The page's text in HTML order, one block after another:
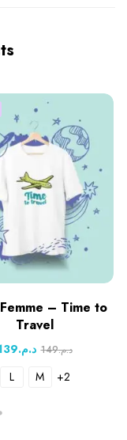
– Time to
Travel
د.م. د.م.149
L M +2